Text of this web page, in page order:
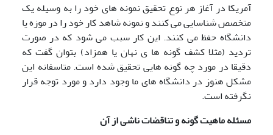
آمریکا در آغاز هر نوع تحقیق نمونه های خود را به وسیله یک
متخصص شناسایی می کنند و نمونه شاهد کار خود را در موزه یا
دانشگاه حفظ می کنند. این کار سبب می شود که در صورت
تردید (مثلا کشف گونه ها ی نهان یا همزاد) بتوان گفت که
دقیقا در مورد چه گونه هایی تحقیق شده است. متاسفانه این
مشکل هنوز در دانشگاه های ما وجود دارد و مورد توجه قرار
نگرفته است.
مسئله ماهیت گونه و تناقضات ناشی از آن